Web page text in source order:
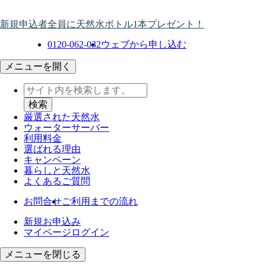
新規申込者全員に天然水ボトル1本プレゼント！
0120-062-032ウェブから申し込む
メニューを開く
厳選された天然水
ウォーターサーバー
利用料金
選ばれる理由
キャンペーン
暮らしと天然水
よくあるご質問
お問合せご利用までの流れ
新規お申込み
マイページログイン
メニューを閉じる